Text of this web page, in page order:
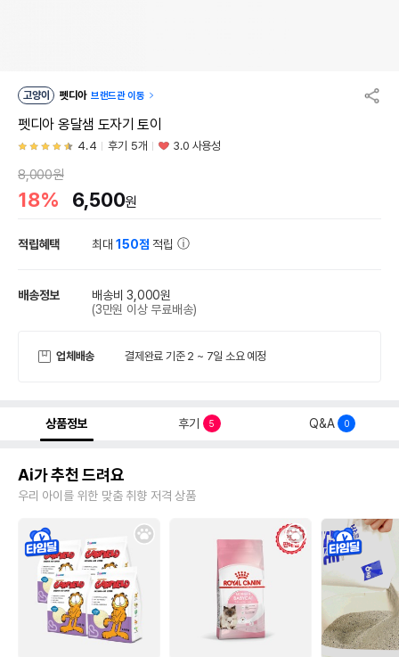
고양이 펫디아 브랜드관 이동
펫디아 옹달샘 도자기 토이
4.4 후기 5개 3.0 사용성
8,000원
18% 6,500원
적립혜택 최대150점 적립
배송정보
배송비 3,000원
(3만원 이상 무료배송)
업체배송 결제완료 기준 2 ~ 7일 소요 예정
상품정보 후기 5 Q&A 0
Ai가 추천 드려요
우리 아이를 위한 맞춤 취향 저격 상품